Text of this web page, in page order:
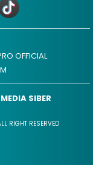
OFFICIAL
MEDIA SIBER
RIGHT RESERVED